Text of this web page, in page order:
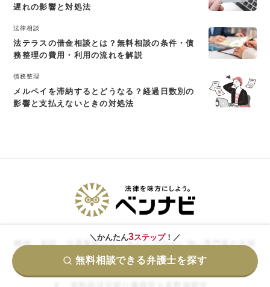
遅れの影響と対処法
法律相談
法テラスの借金相談とは？無料相談の条件・債
務整理の費用・利用の流れを解説
債務整理
メルペイを滞納するとどうなる？経過日数別の
影響と支払えないときの対処法
離婚、相続、交通事故など、あなたの悩みに強い専門家が全国
で見つかる弁護士検索サイト。
分野別に特化しているため、最適な弁護士を効率的に探せま
＼かんたん3ステップ！／
無料相談できる弁護士を探す